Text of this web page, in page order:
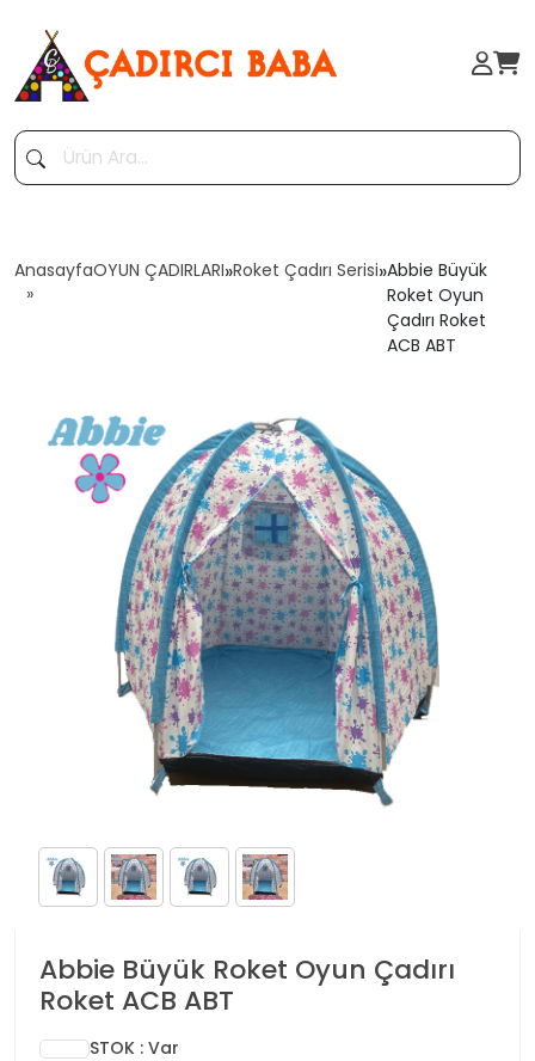
AnasayfaOYUN ÇADIRLARI»Roket Çadırı Serisi»Abbie Büyük
Roket Oyun
Çadırı Roket
ACB ABT
Abbie Büyük Roket Oyun Çadırı
Roket ACB ABT
STOK : Var